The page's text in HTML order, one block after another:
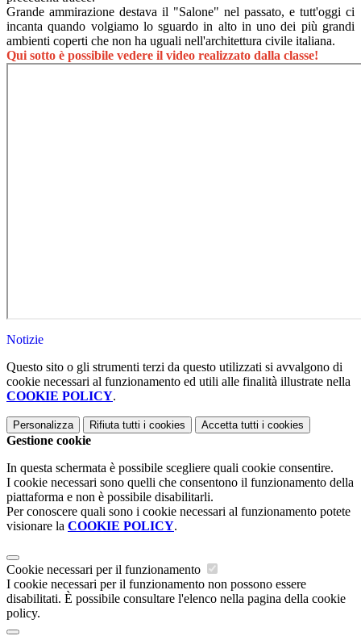
Grande ammirazione destava il "Salone" nel passato, e tutt'oggi ci
incanta quando volgiamo lo sguardo in alto in uno dei più grandi
ambienti coperti che non ha uguali nell'architettura civile italiana.
Qui sotto è possibile vedere il video realizzato dalla classe!
Notizie
Questo sito o gli strumenti terzi da questo utilizzati si avvalgono di
cookie necessari al funzionamento ed utili alle finalità illustrate nella
COOKIE POLICY.
Personalizza Rifiuta tutti i cookies Accetta tutti i cookies
Gestione cookie
In questa schermata è possibile scegliere quali cookie consentire.
I cookie necessari sono quelli che consentono il funzionamento della
piattaforma e non è possibile disabilitarli.
Per conoscere quali sono i cookie necessari al funzionamento potete
visionare la COOKIE POLICY.
Cookie necessari per il funzionamento
I cookie necessari per il funzionamento non possono essere
disabilitati. È possibile consultare l'elenco nella pagina della cookie
policy.